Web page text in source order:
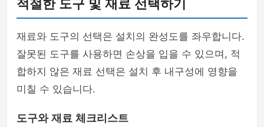
적절한 도구 및 재료 선택하기
재료와 도구의 선택은 설치의 완성도를 좌우합니다.
잘못된 도구를 사용하면 손상을 입을 수 있으며, 적
합하지 않은 재료 선택은 설치 후 내구성에 영향을
미칠 수 있습니다.
도구와 재료 체크리스트